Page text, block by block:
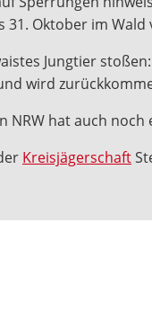
31. Oktober im
Jungtier
wird
NRW hat auch noch
Kreisjägerschaft